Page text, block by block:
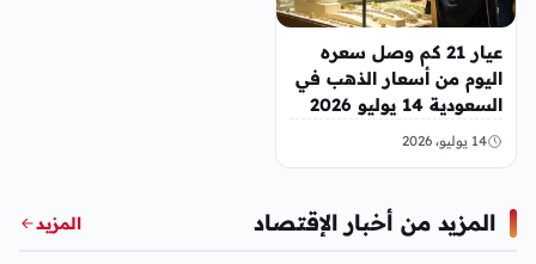
عيار 21 كم وصل سعره
اليوم من أسعار الذهب في
السعودية 14 يوليو 2026
14 يوليو، 2026
المزيد من أخبار الإقتصاد المزيد